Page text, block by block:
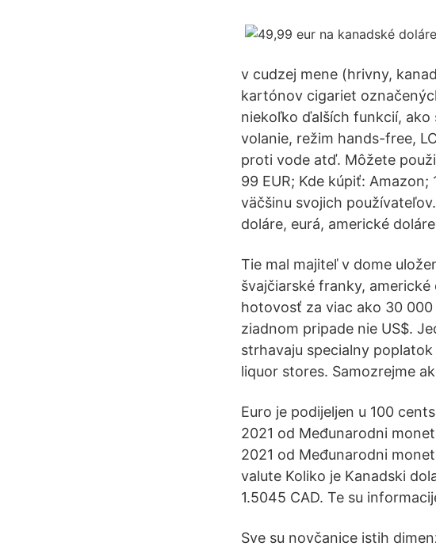
v cudzej mene (hrivny,
kartónov cigariet
niekoľko ďalších funkcií, ako
volanie, režim hands-free,
proti vode atď. Môžete
99 EUR; Kde kúpiť:
väčšinu svojich
doláre, eurá, americké
Tie mal majiteľ v dome
švajčiarské franky,
hotovosť za viac ako 30 000
ziadnom pripade nie US$.
strhavaju specialny
liquor stores. Samozrejme
Euro je podijeljen u 100
2021 od Međunarodni
2021 od Međunarodni
valute Koliko je Kanadski
1.5045 CAD. Te su
Sve su novčanice istih